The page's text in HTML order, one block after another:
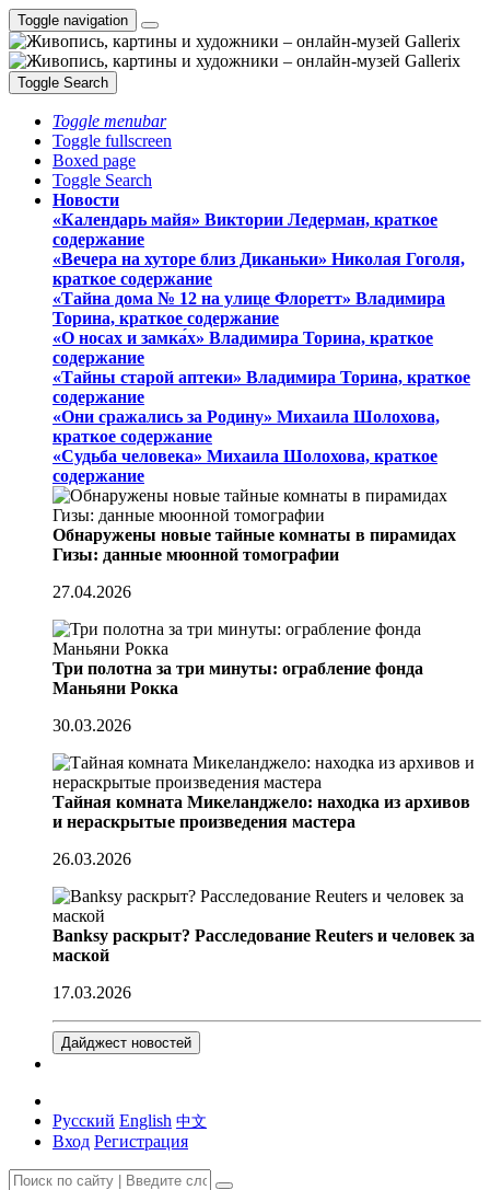
Toggle navigation
Toggle Search
Toggle menubar
Toggle fullscreen
Boxed page
Toggle Search
Новости
«Календарь майя» Виктории Ледерман, краткое
содержание
«Вечера на хуторе близ Диканьки» Николая Гоголя,
краткое содержание
«Тайна дома № 12 на улице Флоретт» Владимира
Торина, краткое содержание
«О носах и замка́х» Владимира Торина, краткое
содержание
«Тайны старой аптеки» Владимира Торина, краткое
содержание
«Они сражались за Родину» Михаила Шолохова,
краткое содержание
«Судьба человека» Михаила Шолохова, краткое
содержание
Обнаружены новые тайные комнаты в пирамидах
Гизы: данные мюонной томографии
27.04.2026
Три полотна за три минуты: ограбление фонда
Маньяни Рокка
30.03.2026
Тайная комната Микеланджело: находка из архивов
и нераскрытые произведения мастера
26.03.2026
Banksy раскрыт? Расследование Reuters и человек за
маской
17.03.2026
Дайджест новостей
Русский English 中文
Вход Регистрация